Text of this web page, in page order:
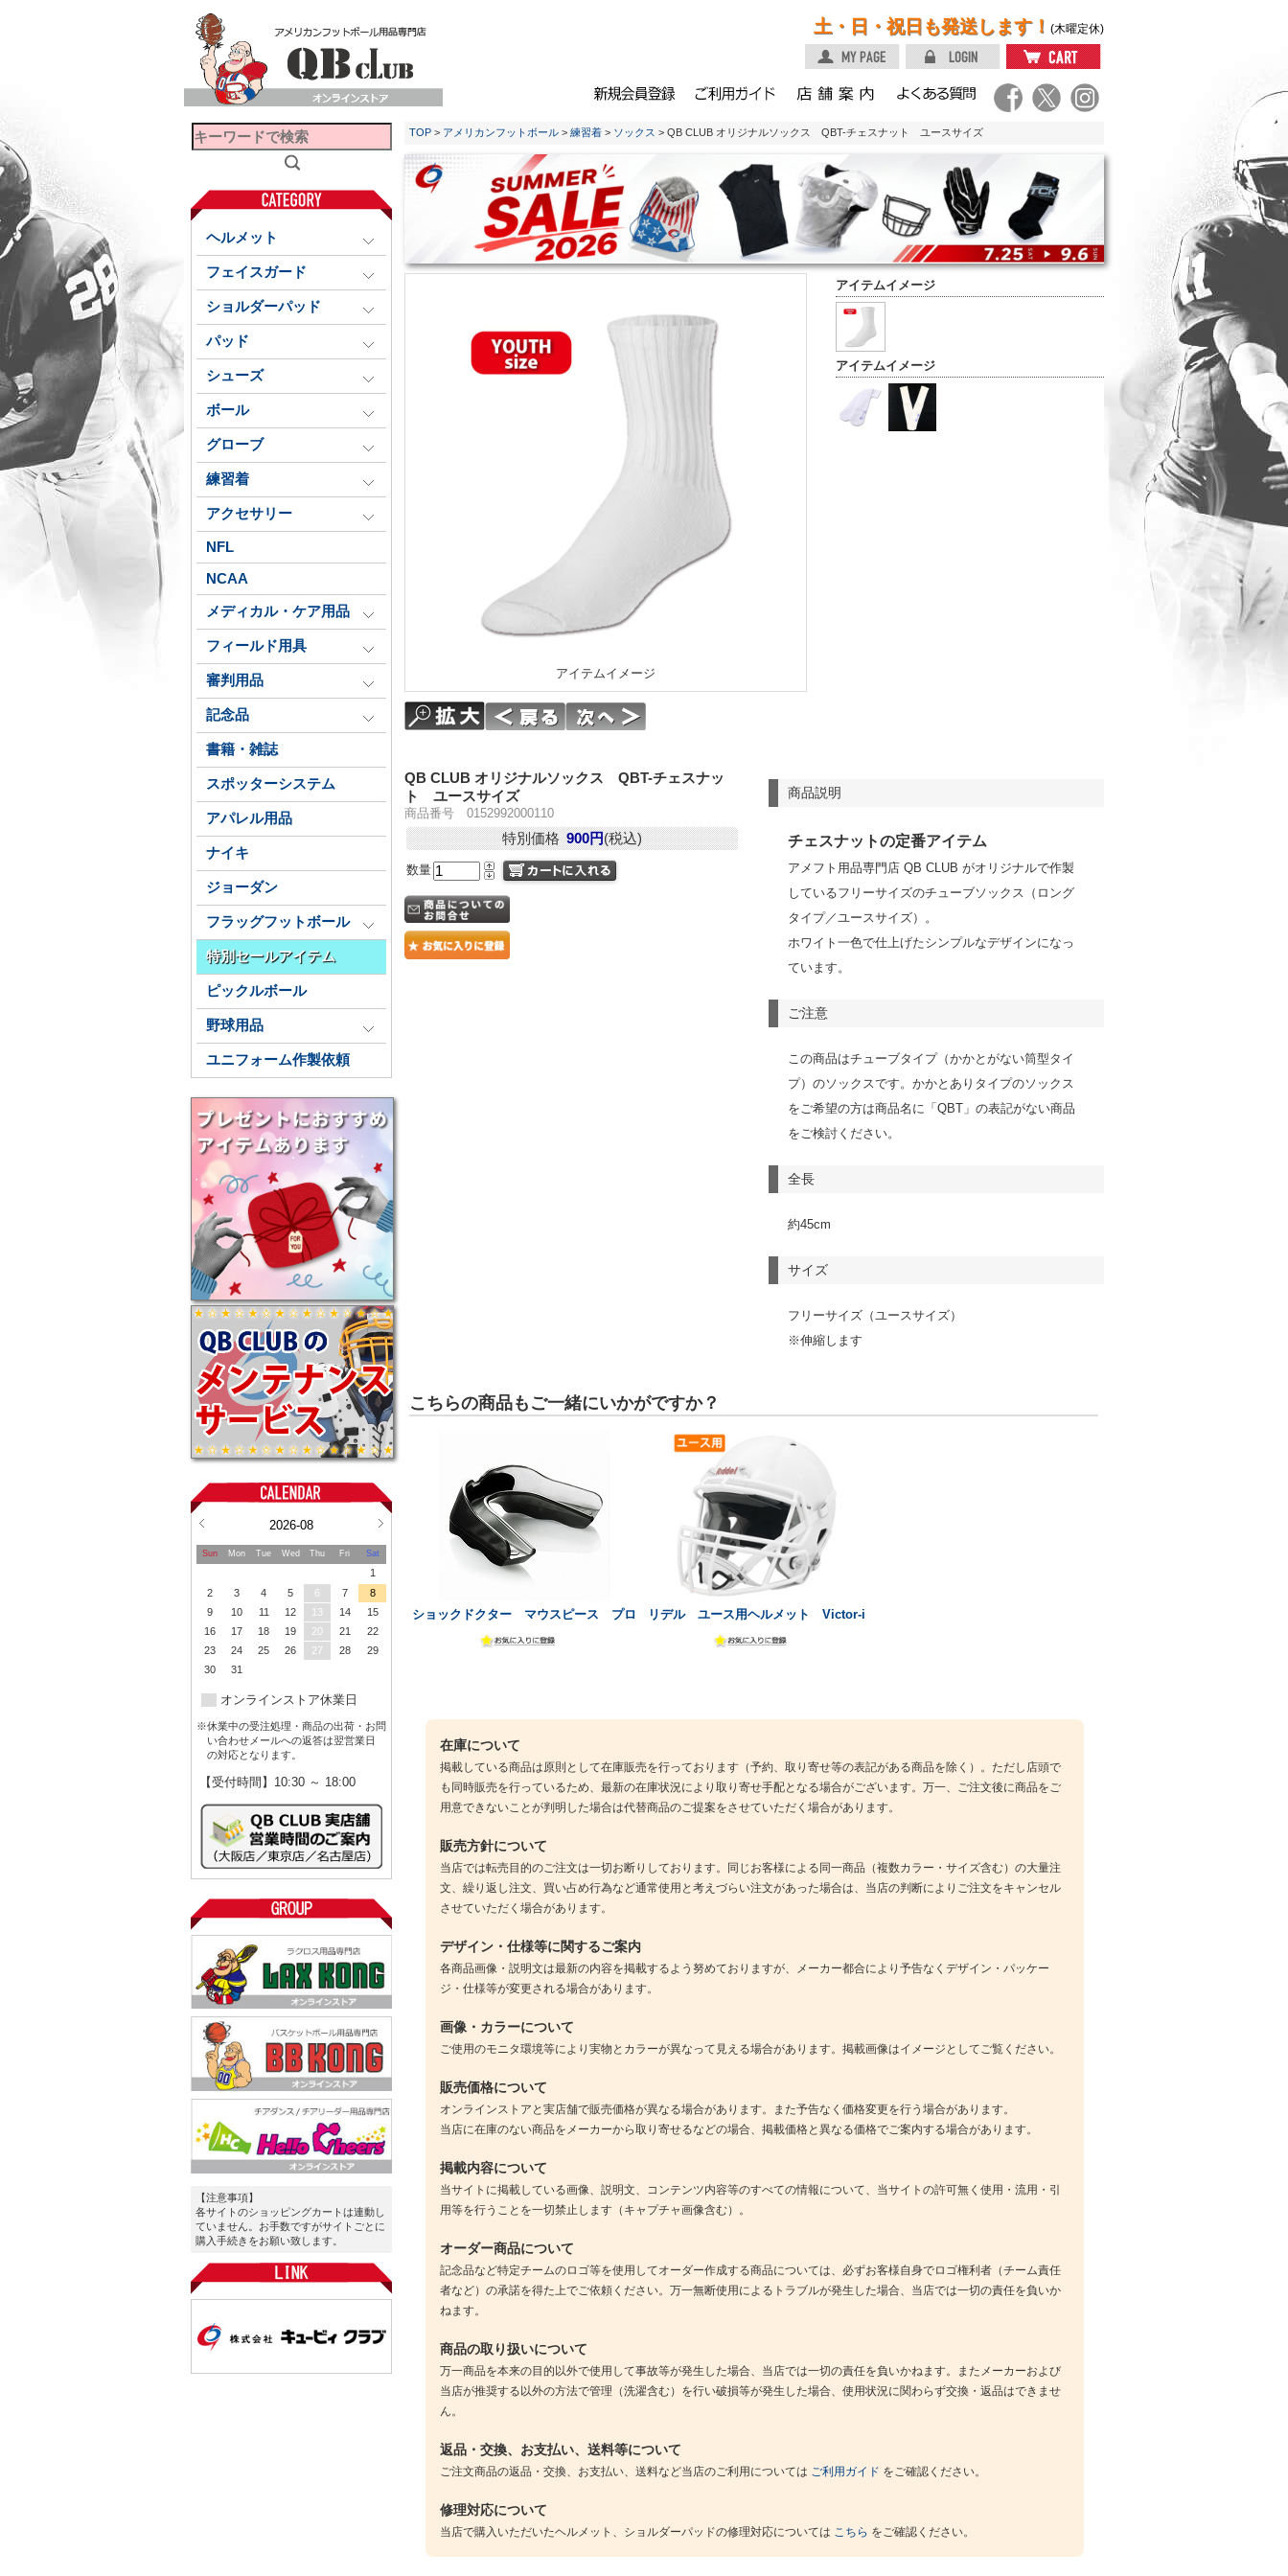
土・日・祝日も発送します！ (木曜定休)
ヘルメット
フェイスガード
ショルダーパッド
パッド
シューズ
ボール
グローブ
練習着
アクセサリー
NFL
NCAA
メディカル・ケア用品
フィールド用具
審判用品
記念品
書籍・雑誌
スポッターシステム
アパレル用品
ナイキ
ジョーダン
フラッグフットボール
特別セールアイテム
ピックルボール
野球用品
ユニフォーム作製依頼
2026-08
Sun Mon Tue Wed Thu Fri Sat
1
2
3 4 5 6 7
8
9
10 11 12 13 14
15
16
17 18 19 20 21
22
23
24 25 26 27 28
29
30
31
オンラインストア休業日
※休業中の受注処理・商品の出荷・お問
い合わせメールへの返答は翌営業日
の対応となります。
【受付時間】10:30 ～ 18:00
【注意事項】
各サイトのショッピングカートは連動し
ていません。お手数ですがサイトごとに
購入手続きをお願い致します。
TOP > アメリカンフットボール > 練習着 > ソックス > QB CLUB オリジナルソックス QBT-チェスナット ユースサイズ
アイテムイメージ
アイテムイメージ
アイテムイメージ
商品説明
チェスナットの定番アイテム
アメフト用品専門店 QB CLUB がオリジナルで作製
しているフリーサイズのチューブソックス（ロング
タイプ／ユースサイズ）。
ホワイト一色で仕上げたシンプルなデザインになっ
ています。
ご注意
この商品はチューブタイプ（かかとがない筒型タイ
プ）のソックスです。かかとありタイプのソックス
をご希望の方は商品名に「QBT」の表記がない商品
をご検討ください。
全長
約45cm
サイズ
フリーサイズ（ユースサイズ）
※伸縮します
QB CLUB オリジナルソックス QBT-チェスナッ
ト ユースサイズ
商品番号 0152992000110
特別価格 900円(税込)
数量
こちらの商品もご一緒にいかがですか？
ショックドクター マウスピース プロ リデル ユース用ヘルメット Victor-i
在庫について
掲載している商品は原則として在庫販売を行っております（予約、取り寄せ等の表記がある商品を除く）。ただし店頭で
も同時販売を行っているため、最新の在庫状況により取り寄せ手配となる場合がございます。万一、ご注文後に商品をご
用意できないことが判明した場合は代替商品のご提案をさせていただく場合があります。
販売方針について
当店では転売目的のご注文は一切お断りしております。同じお客様による同一商品（複数カラー・サイズ含む）の大量注
文、繰り返し注文、買い占め行為など通常使用と考えづらい注文があった場合は、当店の判断によりご注文をキャンセル
させていただく場合があります。
デザイン・仕様等に関するご案内
各商品画像・説明文は最新の内容を掲載するよう努めておりますが、メーカー都合により予告なくデザイン・パッケー
ジ・仕様等が変更される場合があります。
画像・カラーについて
ご使用のモニタ環境等により実物とカラーが異なって見える場合があります。掲載画像はイメージとしてご覧ください。
販売価格について
オンラインストアと実店舗で販売価格が異なる場合があります。また予告なく価格変更を行う場合があります。
当店に在庫のない商品をメーカーから取り寄せるなどの場合、掲載価格と異なる価格でご案内する場合があります。
掲載内容について
当サイトに掲載している画像、説明文、コンテンツ内容等のすべての情報について、当サイトの許可無く使用・流用・引
用等を行うことを一切禁止します（キャプチャ画像含む）。
オーダー商品について
記念品など特定チームのロゴ等を使用してオーダー作成する商品については、必ずお客様自身でロゴ権利者（チーム責任
者など）の承諾を得た上でご依頼ください。万一無断使用によるトラブルが発生した場合、当店では一切の責任を負いか
ねます。
商品の取り扱いについて
万一商品を本来の目的以外で使用して事故等が発生した場合、当店では一切の責任を負いかねます。またメーカーおよび
当店が推奨する以外の方法で管理（洗濯含む）を行い破損等が発生した場合、使用状況に関わらず交換・返品はできませ
ん。
返品・交換、お支払い、送料等について
ご注文商品の返品・交換、お支払い、送料など当店のご利用については ご利用ガイド をご確認ください。
修理対応について
当店で購入いただいたヘルメット、ショルダーパッドの修理対応については こちら をご確認ください。